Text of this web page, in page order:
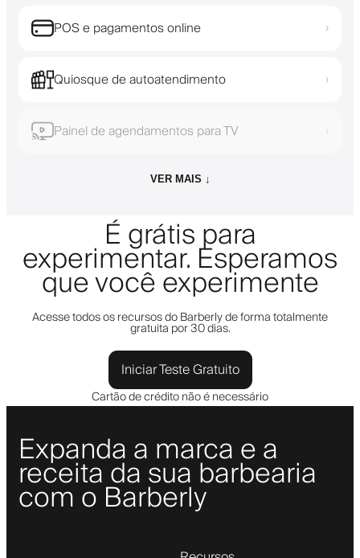
POS e pagamentos online ›
Quiosque de autoatendimento ›
Painel de agendamentos para TV ›
VER MAIS ↓
É grátis para
experimentar. Esperamos
que você experimente
Acesse todos os recursos do Barberly de forma totalmente
gratuita por 30 dias.
Iniciar Teste Gratuito
Cartão de crédito não é necessário
Expanda a marca e a
receita da sua barbearia
com o Barberly